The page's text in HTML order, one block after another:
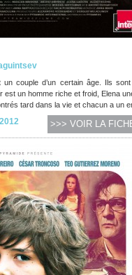
un couple d’un certain âge. Ils
est un homme riche et froid, Elena
tard dans la vie et chacun a un
>>> VOIR LA